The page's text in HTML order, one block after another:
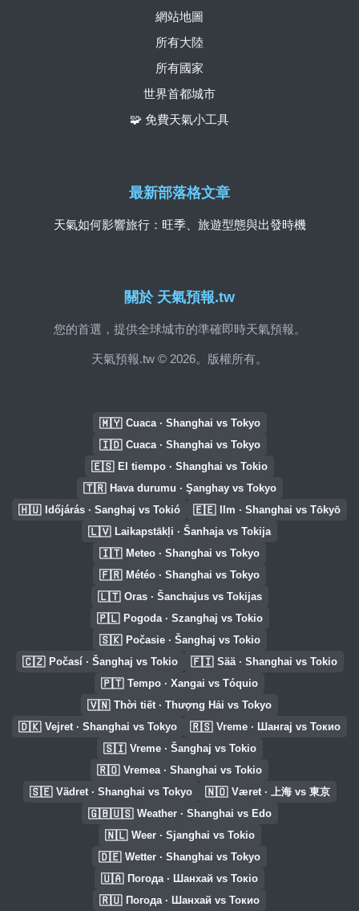
關於 天氣預報.tw
您的首選，提供全球城市的準確即時天氣預報。
天氣預報.tw © 2026。版權所有。
網站地圖
所有大陸
所有國家
世界首都城市
🧩 免費天氣小工具
最新部落格文章
天氣如何影響旅行：旺季、旅遊型態與出發時機
🇲🇾 Cuaca · Shanghai vs Tokyo
🇮🇩 Cuaca · Shanghai vs Tokyo
🇪🇸 El tiempo · Shanghai vs Tokio
🇹🇷 Hava durumu · Şanghay vs Tokyo
🇭🇺 Időjárás · Sanghaj vs Tokió 🇪🇪 Ilm · Shanghai vs Tōkyō
🇱🇻 Laikapstākļi · Šanhaja vs Tokija
🇮🇹 Meteo · Shanghai vs Tokyo
🇫🇷 Météo · Shanghai vs Tokyo
🇱🇹 Oras · Šanchajus vs Tokijas
🇵🇱 Pogoda · Szanghaj vs Tokio
🇸🇰 Počasie · Šanghaj vs Tokio
🇨🇿 Počasí · Šanghaj vs Tokio 🇫🇮 Sää · Shanghai vs Tokio
🇵🇹 Tempo · Xangai vs Tóquio
🇻🇳 Thời tiết · Thượng Hải vs Tokyo
🇩🇰 Vejret · Shanghai vs Tokyo 🇷🇸 Vreme · Шангај vs Токио
🇸🇮 Vreme · Šanghaj vs Tokio
🇷🇴 Vremea · Shanghai vs Tokio
🇸🇪 Vädret · Shanghai vs Tokyo 🇳🇴 Været · 上海 vs 東京
🇬🇧🇺🇸 Weather · Shanghai vs Edo
🇳🇱 Weer · Sjanghai vs Tokio
🇩🇪 Wetter · Shanghai vs Tokyo
🇺🇦 Погода · Шанхай vs Токіо
🇷🇺 Погода · Шанхай vs Токио